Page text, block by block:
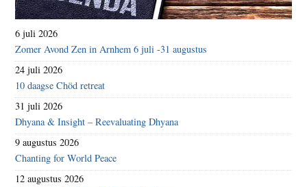
6 juli 2026
Zomer Avond Zen in Arnhem 6 juli -31 augustus
24 juli 2026
10 daagse Chöd retreat
31 juli 2026
Dhyana & Insight – Reevaluating Dhyana
9 augustus 2026
Chanting for World Peace
12 augustus 2026